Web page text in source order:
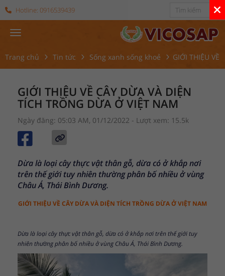
Hotline: 0916539439
Trang chủ Tin tức Sống xanh sống khoẻ GIỚI THIỆU VỀ
GIỚI THIỆU VỀ CÂY DỪA VÀ DIỆN
TÍCH TRỒNG DỪA Ở VIỆT NAM
Ngày đăng: 05:03 AM, 01/12/2022 - Lượt xem: 15.5k
Dừa là loại cây thực vật thân gỗ, dừa có ở khắp nơi
trên thế giới tuy nhiên thường phân bố nhiều ở vùng
Châu Á, Thái Bình Dương.
GIỚI THIỆU VỀ CÂY DỪA VÀ DIỆN TÍCH TRỒNG DỪA Ở VIỆT NAM
Dừa là loại cây thực vật thân gỗ, dừa có ở khắp nơi trên thế giới tuy
nhiên thường phân bố nhiều ở vùng Châu Á, Thái Bình Dương.